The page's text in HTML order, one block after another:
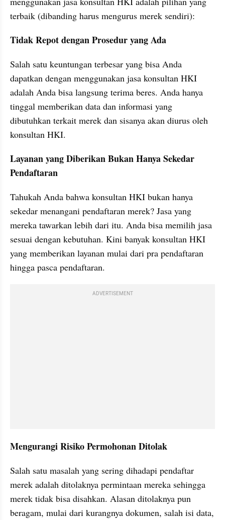
terbaik (dibanding harus mengurus merek sendiri):
Tidak Repot dengan Prosedur yang Ada
Salah satu keuntungan terbesar yang bisa Anda
dapatkan dengan menggunakan jasa konsultan HKI
adalah Anda bisa langsung terima beres. Anda hanya
tinggal memberikan data dan informasi yang
dibutuhkan terkait merek dan sisanya akan diurus oleh
konsultan HKI.
Layanan yang Diberikan Bukan Hanya Sekedar
Pendaftaran
Tahukah Anda bahwa konsultan HKI bukan hanya
sekedar menangani pendaftaran merek? Jasa yang
mereka tawarkan lebih dari itu. Anda bisa memilih jasa
sesuai dengan kebutuhan. Kini banyak konsultan HKI
yang memberikan layanan mulai dari pra pendaftaran
hingga pasca pendaftaran.
ADVERTISEMENT
Mengurangi Risiko Permohonan Ditolak
Salah satu masalah yang sering dihadapi pendaftar
merek adalah ditolaknya permintaan mereka sehingga
merek tidak bisa disahkan. Alasan ditolaknya pun
beragam, mulai dari kurangnya dokumen, salah isi data,